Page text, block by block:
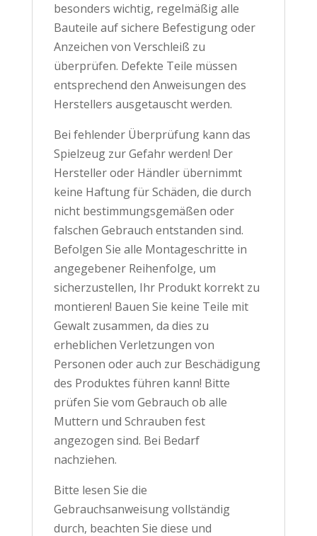
besonders wichtig, regelmäßig alle
Bauteile auf sichere Befestigung oder
Anzeichen von Verschleiß zu
überprüfen. Defekte Teile müssen
entsprechend den Anweisungen des
Herstellers ausgetauscht werden.
Bei fehlender Überprüfung kann das
Spielzeug zur Gefahr werden! Der
Hersteller oder Händler übernimmt
keine Haftung für Schäden, die durch
nicht bestimmungsgemäßen oder
falschen Gebrauch entstanden sind.
Befolgen Sie alle Montageschritte in
angegebener Reihenfolge, um
sicherzustellen, Ihr Produkt korrekt zu
montieren! Bauen Sie keine Teile mit
Gewalt zusammen, da dies zu
erheblichen Verletzungen von
Personen oder auch zur Beschädigung
des Produktes führen kann! Bitte
prüfen Sie vom Gebrauch ob alle
Muttern und Schrauben fest
angezogen sind. Bei Bedarf
nachziehen.
Bitte lesen Sie die
Gebrauchsanweisung vollständig
durch, beachten Sie diese und